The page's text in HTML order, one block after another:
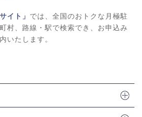
イト」 では、全国のおトクな月極駐
村、路線・駅で検索でき、お申込み
いたします。